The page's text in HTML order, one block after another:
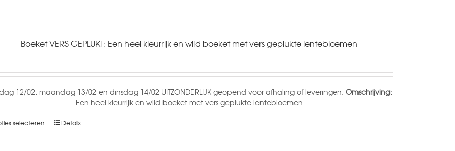
Boeket VERS GEPLUKT: Een heel kleurrijk en wild boeket met vers geplukte lentebloemen
12/02, maandag 13/02 en dinsdag 14/02 UITZONDERLIJK geopend voor afhaling of leveringen. Omschrijving:
Een heel kleurrijk en wild boeket met vers geplukte lentebloemen
selecteren Details